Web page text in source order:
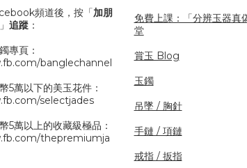
頻道後，按「加朋
」 追蹤 ：
專頁：
banglechannel
5萬以下的美玉花件：
selectjades
5萬以上的收藏級極品：
thepremiumja
免費上課：「分辨玉器真
堂
賞玉 Blog
玉鐲
吊墜 / 胸針
手鏈 / 項鏈
戒指 / 扳指